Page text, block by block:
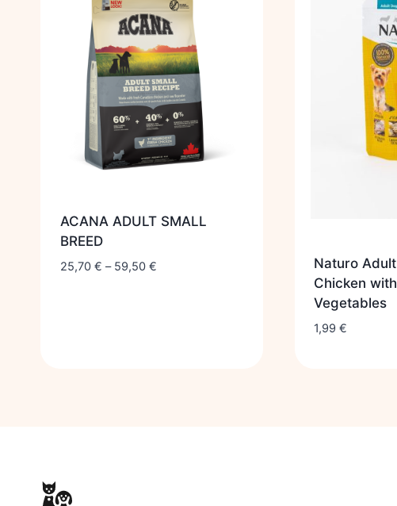
ACANA ADULT SMALL
BREED
25,70 € – 59,50 €
Naturo
Chicken
Vegetables
1,99 €